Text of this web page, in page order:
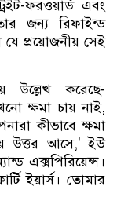
ফরওয়ার্ড এবং
জন্য রিফাইন্ড
প্রয়োজনীয় সেই
উল্লেখ করেছে-
ক্ষমা চায় নাই,
কীভাবে ক্ষমা
উত্তর আসে,' ইউ
এক্সপিরিয়েন্স।
ইয়ার্স। তোমার